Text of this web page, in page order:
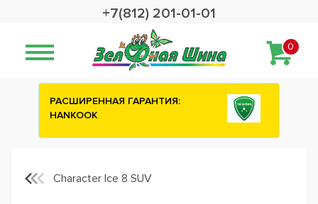
+7(812) 201-01-01
0
Сashback 2500 рублей на зимние
Character Ice 8 SUV